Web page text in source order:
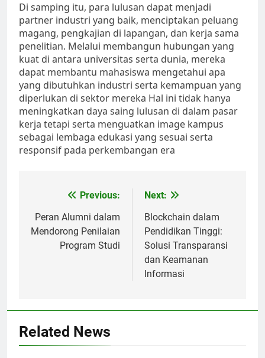
Di samping itu, para lulusan dapat menjadi
partner industri yang baik, menciptakan peluang
magang, pengkajian di lapangan, dan kerja sama
penelitian. Melalui membangun hubungan yang
kuat di antara universitas serta dunia, mereka
dapat membantu mahasiswa mengetahui apa
yang dibutuhkan industri serta kemampuan yang
diperlukan di sektor mereka Hal ini tidak hanya
meningkatkan daya saing lulusan di dalam pasar
kerja tetapi serta menguatkan image kampus
sebagai lembaga edukasi yang sesuai serta
responsif pada perkembangan era
navigation
Previous:
Peran Alumni dalam
Mendorong Penilaian
Program Studi
Next:
Blockchain dalam
Pendidikan Tinggi:
Solusi Transparansi
dan Keamanan
Informasi
Related News